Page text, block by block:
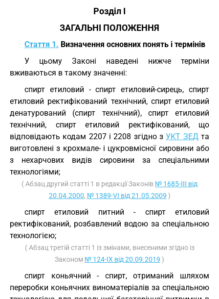
Розділ I
ЗАГАЛЬНІ ПОЛОЖЕННЯ
Стаття 1. Визначення основних понять і термінів
У цьому Законі наведені нижче терміни
вживаються в такому значенні:
спирт етиловий - спирт етиловий-сирець, спирт
етиловий ректифікований технічний, спирт етиловий
денатурований (спирт технічний), спирт етиловий
технічний, спирт етиловий ректифікований, що
відповідають кодам 2207 і 2208 згідно зУКТ ЗЕДта
виготовлені з крохмале- і цукровмісної сировини або
з нехарчових видів сировини за спеціальними
технологіями;
( Абзац другий статті 1 в редакції Законів № 1685-III від
20.04.2000, № 1389-VI від 21.05.2009 )
спирт етиловий питний - спирт етиловий
ректифікований, розбавлений водою за спеціальною
технологією;
( Абзац третій статті 1 із змінами, внесеними згідно із
Законом № 124-IX від 20.09.2019 )
спирт коньячний - спирт, отриманий шляхом
переробки коньячних виноматеріалів за спеціальною